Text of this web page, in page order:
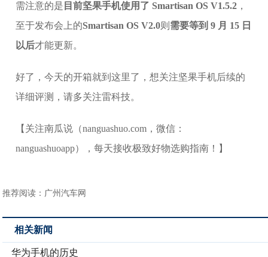
需注意的是 目前坚果手机使用了 Smartisan OS V1.5.2 ，
至于发布会上的Smartisan OS V2.0则 需要等到 9 月 15 日
以后才能更新。
好了，今天的开箱就到这里了，想关注坚果手机后续的
详细评测，请多关注雷科技。
【关注南瓜说（nanguashuo.com，微信：
nanguashuoapp），每天接收极致好物选购指南！】
推荐阅读： 广州汽车网
相关新闻
华为手机的历史